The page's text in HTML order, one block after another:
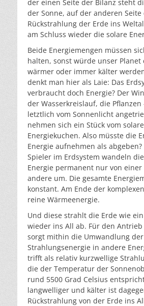
der einen Seite der Bilanz steht
der Sonne, auf der anderen Seite
Rückstrahlung der Erde ins
am Schluss wieder die solare
Beide Energiemengen müssen
halten, sonst würde unser
wärmer oder immer kälter
denkt man hier als Laie: Das
verbraucht doch Energie? Der
der Wasserkreislauf, die Pflanzen
letztlich vom Sonnenlicht
nehmen sich ein Stück vom
Energiekuchen. Also müsste die
Energie aufnehmen als
Spieler im Erdsystem wandeln
Energie permanent nur von einer
andere um. Die gesamte
konstant. Am Ende der
reine Wärmeenergie.
Und diese strahlt die Erde wie
wieder ins All ab. Für den Antrieb
sorgt mithin die Umwandlung
Strahlungsenergie in andere
trifft als relativ kurzwellige
die der Temperatur der
rund 5500 Grad Celsius
langwelliger und kälter ist
Rückstrahlung von der Erde ins